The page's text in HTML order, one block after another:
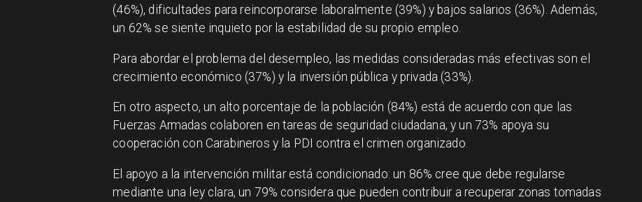
(46%), dificultades para reincorporarse laboralmente (39%) y bajos salarios (36%). Además,
un 62% se siente inquieto por la estabilidad de su propio empleo.
Para abordar el problema del desempleo, las medidas consideradas más efectivas son el
crecimiento económico (37%) y la inversión pública y privada (33%).
En otro aspecto, un alto porcentaje de la población (84%) está de acuerdo con que las
Fuerzas Armadas colaboren en tareas de seguridad ciudadana, y un 73% apoya su
cooperación con Carabineros y la PDI contra el crimen organizado.
El apoyo a la intervención militar está condicionado: un 86% cree que debe regularse
mediante una ley clara, un 79% considera que pueden contribuir a recuperar zonas tomadas